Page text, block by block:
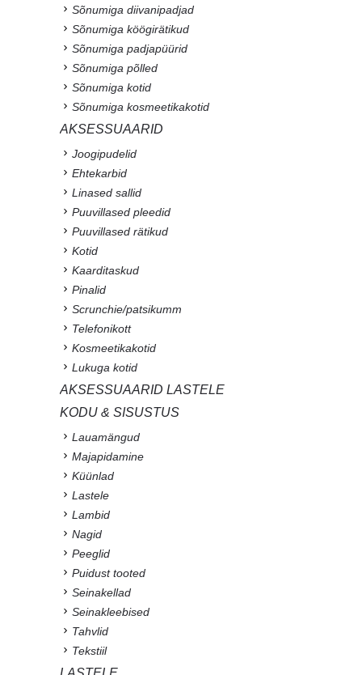
Sõnumiga diivanipadjad
Sõnumiga köögirätikud
Sõnumiga padjapüürid
Sõnumiga põlled
Sõnumiga kotid
Sõnumiga kosmeetikakotid
AKSESSUAARID
Joogipudelid
Ehtekarbid
Linased sallid
Puuvillased pleedid
Puuvillased rätikud
Kotid
Kaarditaskud
Pinalid
Scrunchie/patsikumm
Telefonikott
Kosmeetikakotid
Lukuga kotid
AKSESSUAARID LASTELE
KODU & SISUSTUS
Lauamängud
Majapidamine
Küünlad
Lastele
Lambid
Nagid
Peeglid
Puidust tooted
Seinakellad
Seinakleebised
Tahvlid
Tekstiil